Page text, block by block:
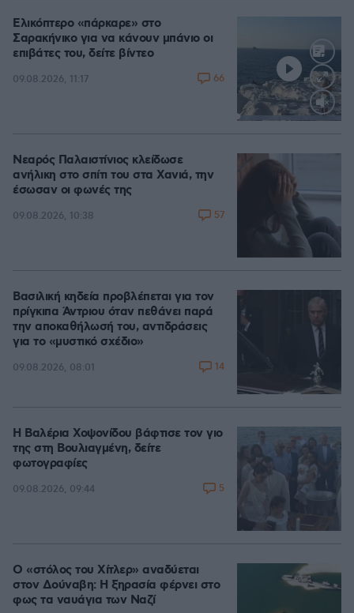
Loaded
Ελικόπτερο «πάρκαρε» στο
Σαρακήνικο για να κάνουν μπάνιο οι
επιβάτες του, δείτε βίντεο
09.08.2026, 11:17 66
Νεαρός Παλαιστίνιος κλείδωσε
ανήλικη στο σπίτι του στα Χανιά, την
έσωσαν οι φωνές της
09.08.2026, 10:38 57
Βασιλική κηδεία προβλέπεται για τον
πρίγκιπα Άντριου όταν πεθάνει παρά
την αποκαθήλωσή του, αντιδράσεις
για το «μυστικό σχέδιο»
09.08.2026, 08:01 14
Η Βαλέρια Χοψονίδου βάφτισε τον γιο
της στη Βουλιαγμένη, δείτε
φωτογραφίες
09.08.2026, 09:44 5
Ο «στόλος του Χίτλερ» αναδύεται
στον Δούναβη: Η ξηρασία φέρνει στο
φως τα ναυάγια των Ναζί